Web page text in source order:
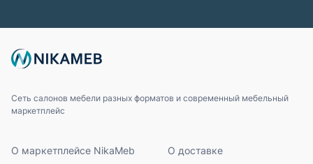
Сеть салонов мебели разных форматов и современный мебельный
маркетплейс
О маркетплейсе NikaMeb
О доставке